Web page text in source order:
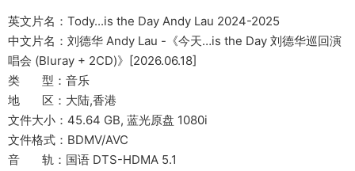
英文片名：Tody...is the Day Andy Lau 2024-2025
中文片名：刘德华 Andy Lau -《今天…is the Day 刘德华巡回演
唱会 (Bluray + 2CD)》[2026.06.18]
类 型：音乐
地 区：大陆,香港
文件大小：45.64 GB, 蓝光原盘 1080i
文件格式：BDMV/AVC
音 轨：国语 DTS-HDMA 5.1